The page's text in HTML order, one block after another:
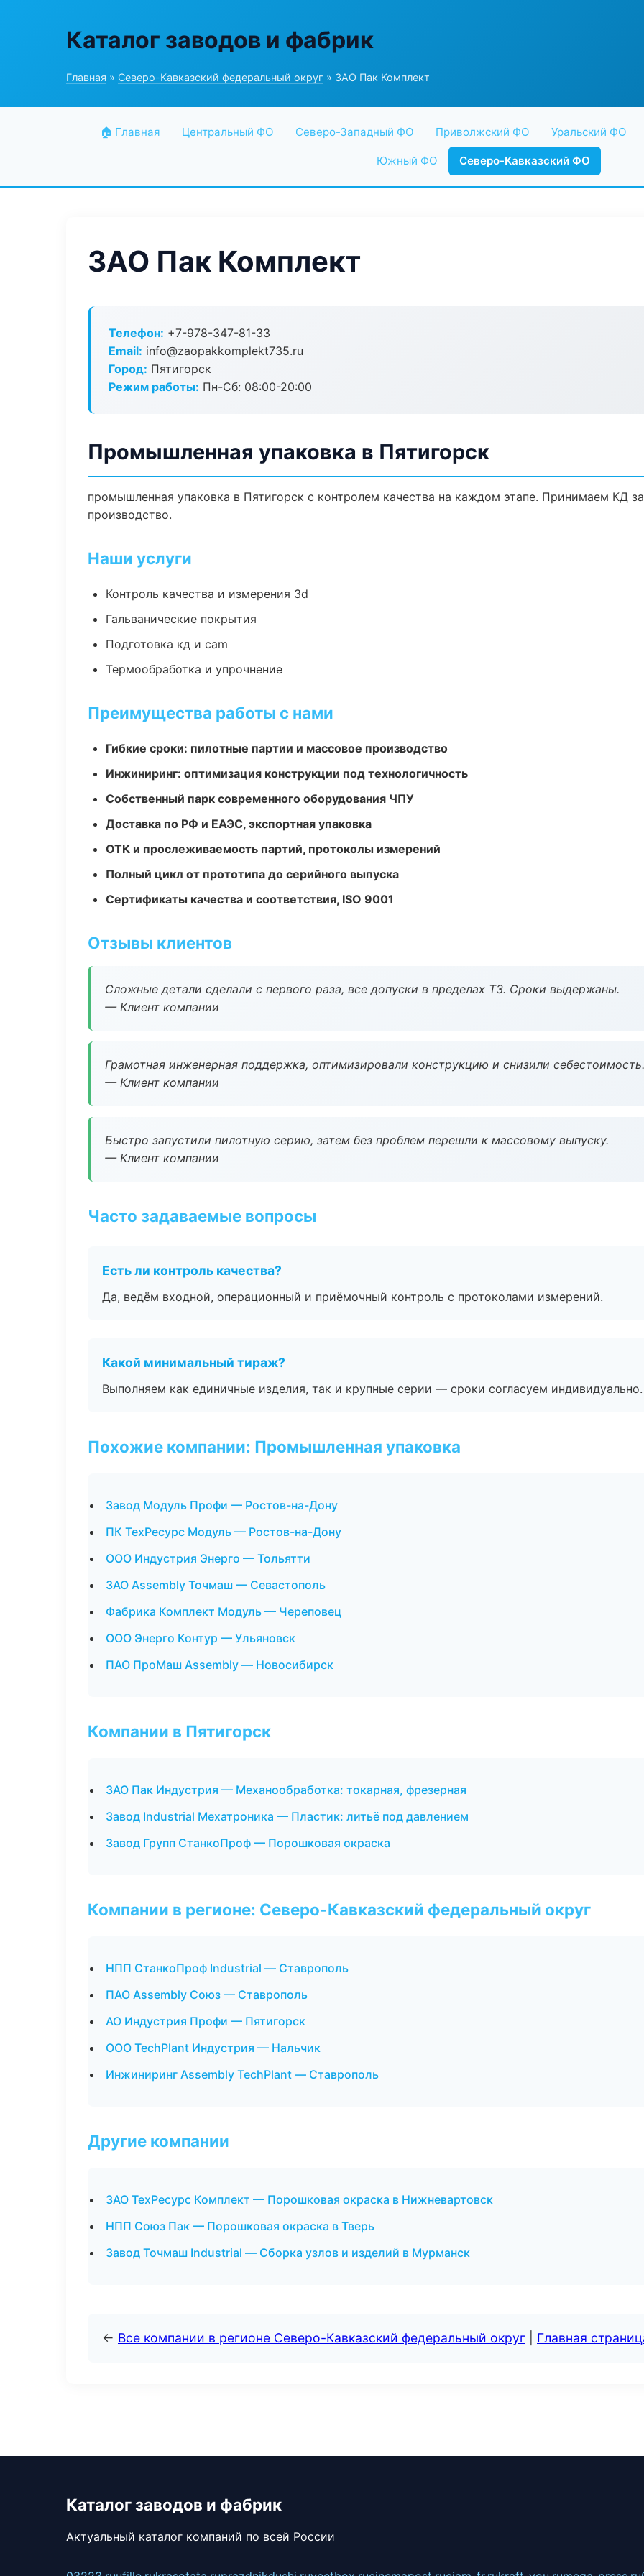
Каталог заводов и фабрик
Главная » Северо-Кавказский федеральный округ » ЗАО Пак Комплект
🏠 Главная Центральный ФО Северо-Западный ФО Приволжский ФО Уральский ФО
Южный ФО Северо-Кавказский ФО
ЗАО Пак Комплект
Телефон: +7-978-347-81-33
Email: info@zaopakkomplekt735.ru
Город: Пятигорск
Режим работы: Пн-Сб: 08:00-20:00
Промышленная упаковка в Пятигорск
промышленная упаковка в Пятигорск с контролем качества на каждом этапе. Принимаем КД
производство.
Наши услуги
Контроль качества и измерения 3d
Гальванические покрытия
Подготовка кд и cam
Термообработка и упрочнение
Преимущества работы с нами
Гибкие сроки: пилотные партии и массовое производство
Инжиниринг: оптимизация конструкции под технологичность
Собственный парк современного оборудования ЧПУ
Доставка по РФ и ЕАЭС, экспортная упаковка
ОТК и прослеживаемость партий, протоколы измерений
Полный цикл от прототипа до серийного выпуска
Сертификаты качества и соответствия, ISO 9001
Отзывы клиентов
Сложные детали сделали с первого раза, все допуски в пределах ТЗ. Сроки выдержаны.
— Клиент компании
Грамотная инженерная поддержка, оптимизировали конструкцию и снизили себестоимость.
— Клиент компании
Быстро запустили пилотную серию, затем без проблем перешли к массовому выпуску.
— Клиент компании
Часто задаваемые вопросы
Есть ли контроль качества?
Да, ведём входной, операционный и приёмочный контроль с протоколами измерений.
Какой минимальный тираж?
Выполняем как единичные изделия, так и крупные серии — сроки согласуем индивидуально.
Похожие компании: Промышленная упаковка
Завод Модуль Профи — Ростов-на-Дону
ПК ТехРесурс Модуль — Ростов-на-Дону
ООО Индустрия Энерго — Тольятти
ЗАО Assembly Точмаш — Севастополь
Фабрика Комплект Модуль — Череповец
ООО Энерго Контур — Ульяновск
ПАО ПроМаш Assembly — Новосибирск
Компании в Пятигорск
ЗАО Пак Индустрия — Механообработка: токарная, фрезерная
Завод Industrial Мехатроника — Пластик: литьё под давлением
Завод Групп СтанкоПроф — Порошковая окраска
Компании в регионе: Северо-Кавказский федеральный округ
НПП СтанкоПроф Industrial — Ставрополь
ПАО Assembly Союз — Ставрополь
АО Индустрия Профи — Пятигорск
ООО TechPlant Индустрия — Нальчик
Инжиниринг Assembly TechPlant — Ставрополь
Другие компании
ЗАО ТехРесурс Комплект — Порошковая окраска в Нижневартовск
НПП Союз Пак — Порошковая окраска в Тверь
Завод Точмаш Industrial — Сборка узлов и изделий в Мурманск
← Все компании в регионе Северо-Кавказский федеральный округ Главная
Каталог заводов и фабрик
Актуальный каталог компаний по всей России